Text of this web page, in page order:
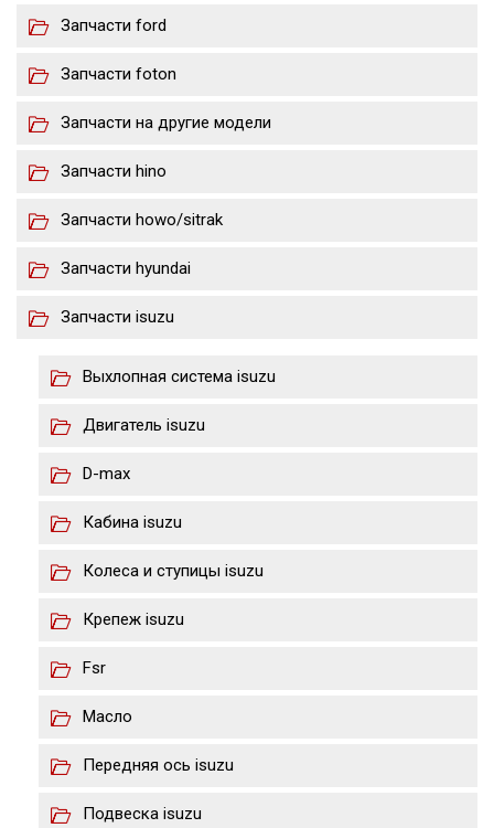
Запчасти ford
Запчасти foton
Запчасти на другие модели
Запчасти hino
Запчасти howo/sitrak
Запчасти hyundai
Запчасти isuzu
Выхлопная система isuzu
Двигатель isuzu
D-max
Кабина isuzu
Колеса и ступицы isuzu
Крепеж isuzu
Fsr
Масло
Передняя ось isuzu
Подвеска isuzu